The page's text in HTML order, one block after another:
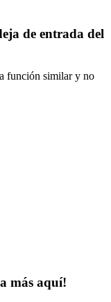
de entrada del
función similar y no
más aquí!